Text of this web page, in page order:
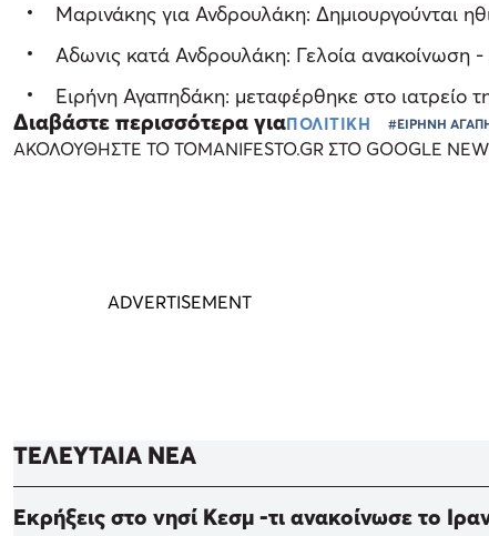
Μαρινάκης για Ανδρουλάκη: Δημιουργούνται
Aδωνις κατά Ανδρουλάκη: Γελοία ανακοίνωση
Ειρήνη Αγαπηδάκη: μεταφέρθηκε στο ιατρείο
Διαβάστε περισσότερα γιαΠΟΛΙΤΙΚΗ #ΕΙΡΗΝΗ
ΑΚΟΛΟΥΘΗΣΤΕ ΤΟ TOMANIFESTO.GR ΣΤΟ GOOGLE
ΤΕΛΕΥΤΑΙΑ ΝΕΑ
Εκρήξεις στο νησί Κεσμ -τι ανακοίνωσε το